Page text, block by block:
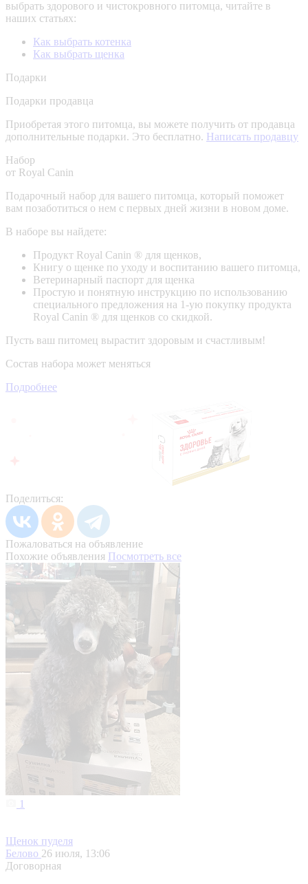
выбрать здорового и чистокровного питомца, читайте в
наших статьях:
Как выбрать котенка
Как выбрать щенка
Подарки
Подарки продавца
Приобретая этого питомца, вы можете получить от продавца
дополнительные подарки. Это бесплатно. Написать продавцу
Набор
от Royal Canin
Подарочный набор для вашего питомца, который поможет
вам позаботиться о нем с первых дней жизни в новом доме.
В наборе вы найдете:
Продукт Royal Canin ® для щенков,
Книгу о щенке по уходу и воспитанию вашего питомца,
Ветеринарный паспорт для щенка
Простую и понятную инструкцию по использованию
специального предложения на 1-ую покупку продукта
Royal Canin ® для щенков со скидкой.
Пусть ваш питомец вырастит здоровым и счастливым!
Состав набора может меняться
Подробнее
Поделиться:
Пожаловаться на объявление
Похожие объявления Посмотреть все
1
Щенок пуделя
Белово 26 июля, 13:06
Договорная